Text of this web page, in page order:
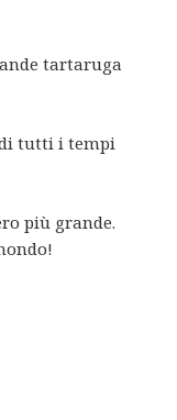
tartaruga
di tutti i tempi
più grande.